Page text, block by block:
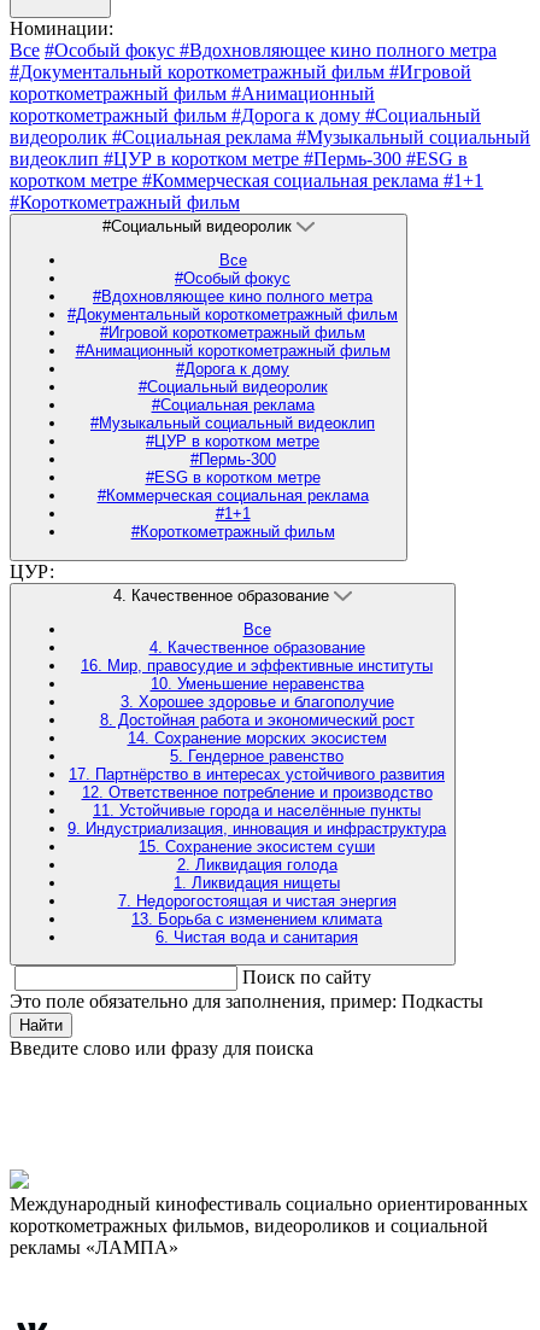
Номинации:
Все #Особый фокус #Вдохновляющее кино полного метра
#Документальный короткометражный фильм #Игровой
короткометражный фильм #Анимационный
короткометражный фильм #Дорога к дому #Социальный
видеоролик #Социальная реклама #Музыкальный социальный
видеоклип #ЦУР в коротком метре #Пермь-300 #ESG в
коротком метре #Коммерческая социальная реклама #1+1
#Короткометражный фильм
#Социальный видеоролик
Все
#Особый фокус
#Вдохновляющее кино полного метра
#Документальный короткометражный фильм
#Игровой короткометражный фильм
#Анимационный короткометражный фильм
#Дорога к дому
#Социальный видеоролик
#Социальная реклама
#Музыкальный социальный видеоклип
#ЦУР в коротком метре
#Пермь-300
#ESG в коротком метре
#Коммерческая социальная реклама
#1+1
#Короткометражный фильм
ЦУР:
4. Качественное образование
Все
4. Качественное образование
16. Мир, правосудие и эффективные институты
10. Уменьшение неравенства
3. Хорошее здоровье и благополучие
8. Достойная работа и экономический рост
14. Сохранение морских экосистем
5. Гендерное равенство
17. Партнёрство в интересах устойчивого развития
12. Ответственное потребление и производство
11. Устойчивые города и населённые пункты
9. Индустриализация, инновация и инфраструктура
15. Сохранение экосистем суши
2. Ликвидация голода
1. Ликвидация нищеты
7. Недорогостоящая и чистая энергия
13. Борьба с изменением климата
6. Чистая вода и санитария
Поиск по сайту
Это поле обязательно для заполнения, пример: Подкасты
Найти
Введите слово или фразу для поиска
Международный кинофестиваль социально ориентированных
короткометражных фильмов, видеороликов и социальной
рекламы «ЛАМПА»